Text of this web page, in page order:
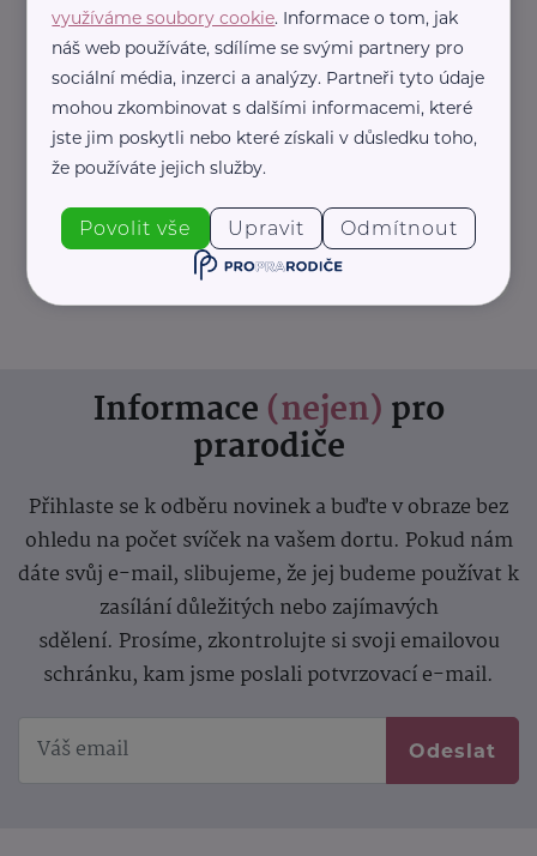
Úřad práce České republiky
Dobrovského 1278/25 Praha 7 - Holešovice
Pro výběr konkrétní pobočky klikněte zde
.
www.uradprace.cz
+420 950 180 111
podatelna.gr@uradprace.cz
Informace (nejen) pro
prarodiče
Přihlaste se k odběru novinek a buďte v obraze bez
ohledu na počet svíček na vašem dortu. Pokud nám
dáte svůj e-mail, slibujeme, že jej budeme používat k
zasílání důležitých nebo zajímavých
sdělení. Prosíme, zkontrolujte si svoji emailovou
schránku, kam jsme poslali potvrzovací e-mail.
Odeslat
využíváme soubory cookie. Informace o tom, jak
náš web používáte, sdílíme se svými partnery pro
sociální média, inzerci a analýzy. Partneři tyto údaje
mohou zkombinovat s dalšími informacemi, které
jste jim poskytli nebo které získali v důsledku toho,
že používáte jejich služby.
Povolit vše Upravit Odmítnout